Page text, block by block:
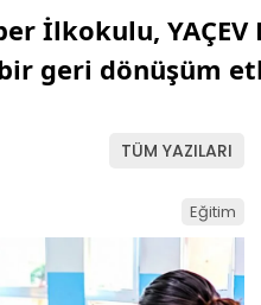
İlkokulu,
bir geri dönüşüm
TÜM YAZILARI
Eğitim